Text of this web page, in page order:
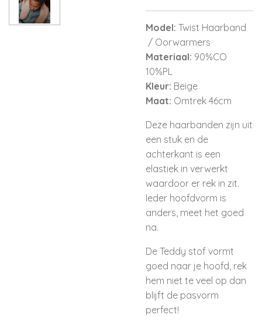
Model: Twist Haarband
/ Oorwarmers
Materiaal: 90%CO
10%PL
Kleur: Beige
Maat: Omtrek 46cm
Deze haarbanden zijn uit
een stuk en de
achterkant is een
elastiek in verwerkt
waardoor er rek in zit.
Ieder hoofdvorm is
anders, meet het goed
na.
De Teddy stof vormt
goed naar je hoofd, rek
hem niet te veel op dan
blijft de pasvorm
perfect!